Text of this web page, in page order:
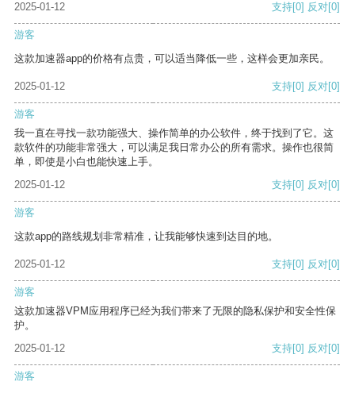
2025-01-12
支持[0] 反对[0]
游客
这款加速器app的价格有点贵，可以适当降低一些，这样会更加亲民。
2025-01-12 支持[0] 反对[0]
游客
我一直在寻找一款功能强大、操作简单的办公软件，终于找到了它。这
款软件的功能非常强大，可以满足我日常办公的所有需求。操作也很简
单，即使是小白也能快速上手。
2025-01-12
支持[0] 反对[0]
游客
这款app的路线规划非常精准，让我能够快速到达目的地。
2025-01-12 支持[0] 反对[0]
游客
这款加速器VPM应用程序已经为我们带来了无限的隐私保护和安全性保
护。
2025-01-12
支持[0] 反对[0]
游客